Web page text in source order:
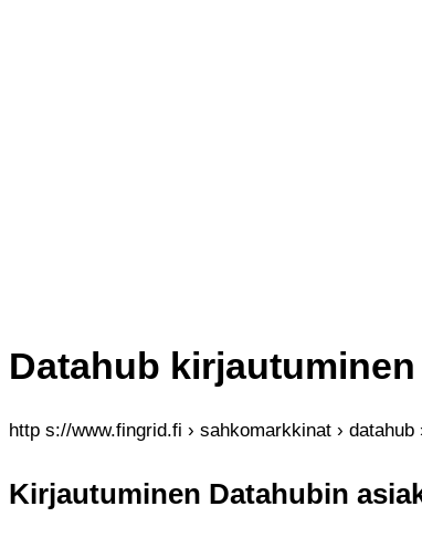
Datahub kirjautuminen
http s://www.fingrid.fi › sahkomarkkinat ›
Kirjautuminen Datahubin